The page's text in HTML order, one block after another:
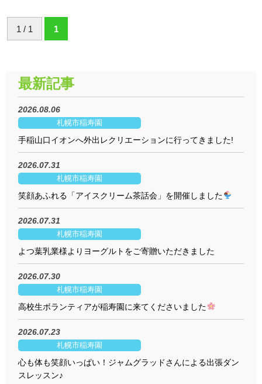
1 / 1 1
最新記事
2026.08.06
札幌市稲寿園
手稲山口イオンへ外出レクリエーションに行ってきました!
2026.07.31
札幌市稲寿園
笑顔あふれる「アイスクリーム茶話会」を開催しました
2026.07.31
札幌市稲寿園
よつ葉乳業様よりヨーグルトをご寄贈いただきました
2026.07.30
札幌市稲寿園
高校生ボランティアが稲寿園に来てくださいました
2026.07.23
札幌市稲寿園
心も体も笑顔いっぱい！ジャムグラッドさんによる出張ダン
スレッスン♪